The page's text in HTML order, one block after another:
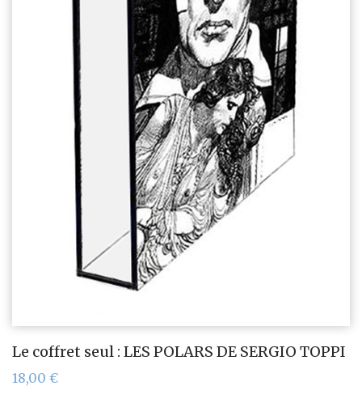
Le coffret seul : LES POLARS DE SERGIO TOPPI
18,00 €